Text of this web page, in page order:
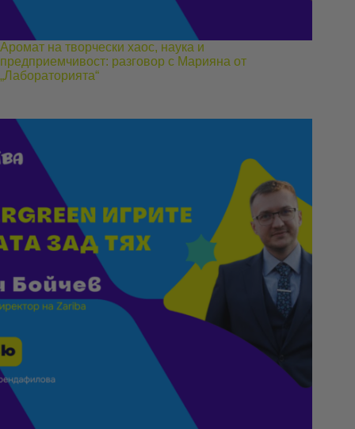
Аромат на творчески хаос, наука и
предприемчивост: разговор с Марияна от
„Лабораторията“